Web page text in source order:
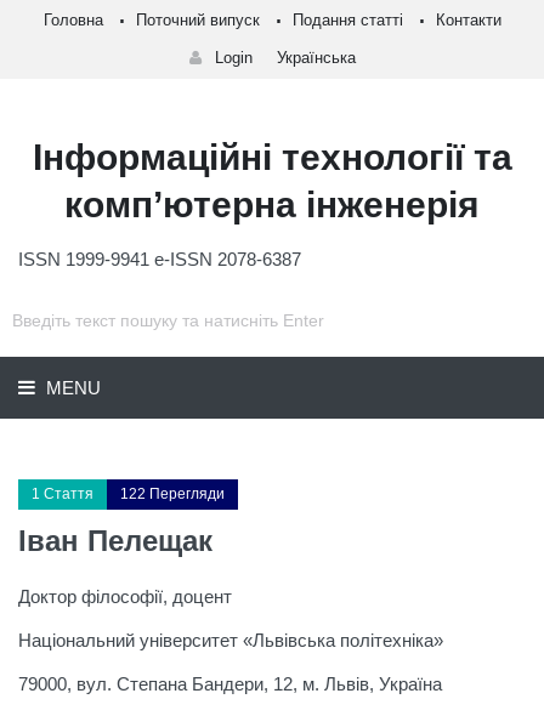
Головна Поточний випуск Подання статті Контакти
Login Українська
Інформаційні технології та
комп’ютерна інженерія
ISSN 1999-9941 e-ISSN 2078-6387
MENU
1 Стаття 122 Перегляди
Іван Пелещак
Доктор філософії, доцент
Національний університет «Львівська політехніка»
79000, вул. Степана Бандери, 12, м. Львів, Україна